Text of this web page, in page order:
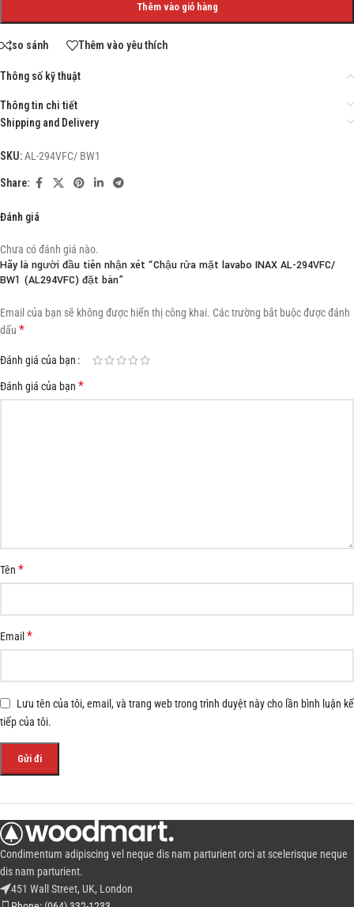
Thêm vào giỏ hàng
so sánh Thêm vào yêu thích
Thông số kỹ thuật
Thông tin chi tiết
Shipping and Delivery
SKU:AL-294VFC/ BW1
Share:
Đánh giá
Chưa có đánh giá nào.
Hãy là người đầu tiên nhận xét “Chậu rửa mặt lavabo INAX AL-294VFC/
BW1 (AL294VFC) đặt bàn”
Email của bạn sẽ không được hiển thị công khai. Các trường bắt buộc được đánh
dấu *
Đánh giá của bạn
Đánh giá của bạn *
Tên *
Email*
Lưu tên của tôi, email, và trang web trong trình duyệt này cho lần bình luận kế
tiếp của tôi.
Condimentum adipiscing vel neque dis nam parturient orci at scelerisque neque
dis nam parturient.
451 Wall Street, UK, London